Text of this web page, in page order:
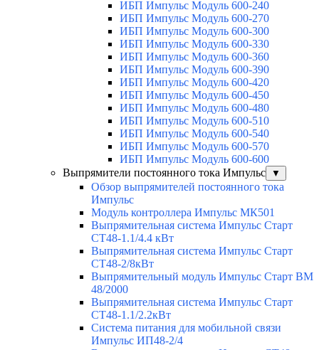
ИБП Импульс Модуль 600-240
ИБП Импульс Модуль 600-270
ИБП Импульс Модуль 600-300
ИБП Импульс Модуль 600-330
ИБП Импульс Модуль 600-360
ИБП Импульс Модуль 600-390
ИБП Импульс Модуль 600-420
ИБП Импульс Модуль 600-450
ИБП Импульс Модуль 600-480
ИБП Импульс Модуль 600-510
ИБП Импульс Модуль 600-540
ИБП Импульс Модуль 600-570
ИБП Импульс Модуль 600-600
Выпрямители постоянного тока Импульс
▼
Обзор выпрямителей постоянного тока
Импульс
Модуль контроллера Импульс МК501
Выпрямительная система Импульс Старт
СТ48-1.1/4.4 кВт
Выпрямительная система Импульс Старт
СТ48-2/8кВт
Выпрямительный модуль Импульс Старт ВМ
48/2000
Выпрямительная система Импульс Старт
СТ48-1.1/2.2кВт
Система питания для мобильной связи
Импульс ИП48-2/4